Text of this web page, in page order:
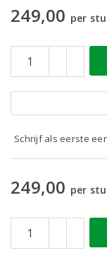
249,00 per
Schrijf als eerste
249,00 per